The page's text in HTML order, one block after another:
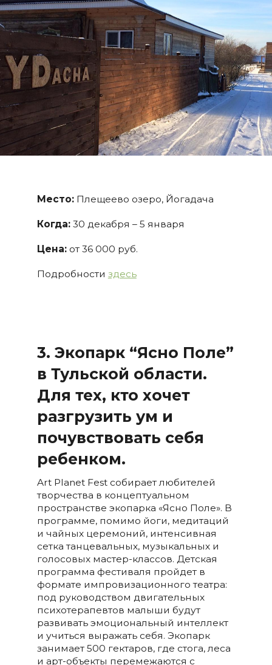
Место:Плещеево озеро, Йогадача
Когда:30 декабря – 5 января
Цена:от 36 000 руб.
Подробности здесь
3. Экопарк “Ясно Поле”
в Тульской области.
Для тех, кто хочет
разгрузить ум и
почувствовать себя
ребенком.
Art Planet Fest собирает любителей
творчества в концептуальном
пространстве экопарка «Ясно Поле». В
программе, помимо йоги, медитаций
и чайных церемоний, интенсивная
сетка танцевальных, музыкальных и
голосовых мастер-классов. Детская
программа фестиваля пройдет в
формате импровизационного театра:
под руководством двигательных
психотерапевтов малыши будут
развивать эмоциональный интеллект
и учиться выражать себя. Экопарк
занимает 500 гектаров, где стога, леса
и арт-объекты перемежаются с